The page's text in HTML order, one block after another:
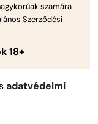
számára
Szerződési
18+
adatvédelmi